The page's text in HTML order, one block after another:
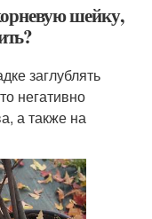
шейку,
заглублять
негативно
а также на